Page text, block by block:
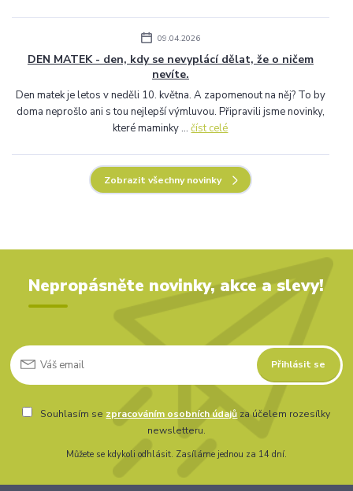
09.04.2026
DEN MATEK - den, kdy se nevyplácí dělat, že o ničem
nevíte.
Den matek je letos v neděli 10. května. A zapomenout na něj? To by
doma neprošlo ani s tou nejlepší výmluvou. Připravili jsme novinky,
které maminky ...číst celé
Zobrazit všechny novinky
Nepropásněte novinky, akce a slevy!
Přihlásit se
Souhlasím se zpracováním osobních údajů za účelem rozesílky
newsletteru.
Můžete se kdykoli odhlásit. Zasíláme jednou za 14 dní.